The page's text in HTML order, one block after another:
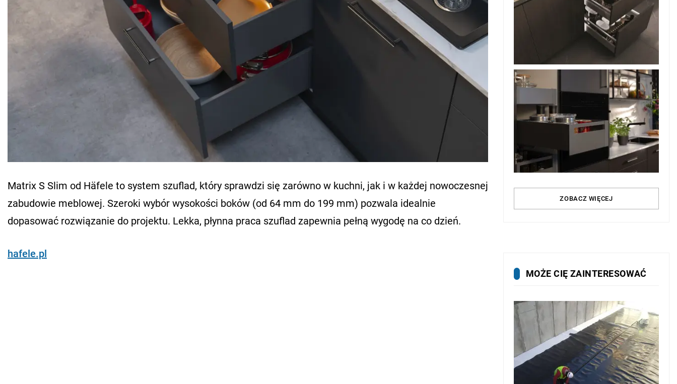
Matrix S Slim od Häfele to system szuflad, który sprawdzi się zarówno w kuchni, jak i w każdej nowoczesnej
zabudowie meblowej. Szeroki wybór wysokości boków (od 64 mm do 199 mm) pozwala idealnie
dopasować rozwiązanie do projektu. Lekka, płynna praca szuflad zapewnia pełną wygodę na co dzień.
hafele.pl
ZOBACZ WIĘCEJ
MOŻE CIĘ ZAINTERESOWAĆ